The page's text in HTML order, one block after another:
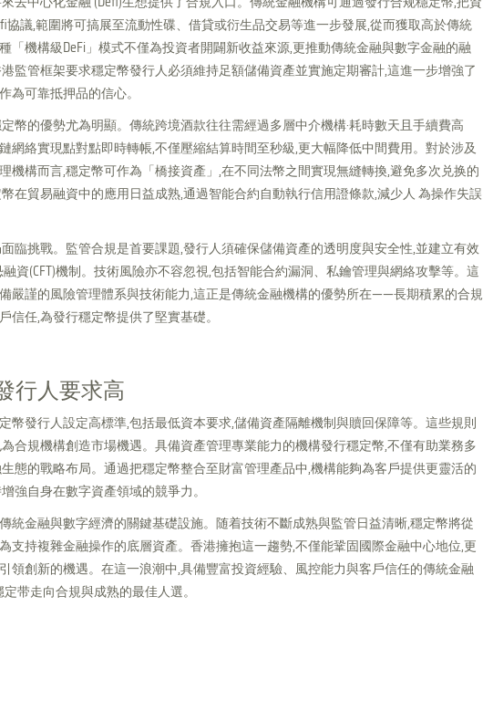
協議,範圍將可搞展至流動性碟、借貸或衍生品交易等進一步發展,從而獲取高於傳統
「機構級DeFi」模式不僅為投資者開闢新收益來源,更推動傳統金融與數字金融的融
監管框架要求穩定幣發行人必須維持足額儲備資產並實施定期審計,這進一步增強了
為可靠抵押品的信心。
幣的優勢尤為明顯。傳統跨境酒款往往需經過多層中介機構·耗時數天且手續費高
網絡實現點對點即時轉帳,不僅壓縮結算時間至秒級,更大幅降低中間費用。對於涉及
機構而言,穩定幣可作為「橋接資產」,在不同法幣之間實現無縫轉換,避免多次兑换的
在貿易融資中的應用日益成熟,通過智能合約自動執行信用證條款,減少人 為操作失誤
臨挑戰。監管合規是首要課題,發行人須確保儲備資產的透明度與安全性,並建立有效
資(CFT)機制。技術風險亦不容忽視,包括智能合約漏洞、私鑰管理與網絡攻擊等。這
嚴謹的風險管理體系與技術能力,這正是傳統金融機構的優勢所在——長期積累的合規
信任,為發行穩定幣提供了堅實基礎。
行人要求高
幣發行人設定高標準,包括最低資本要求,儲備資產隔離機制與贖回保障等。這些規則
合規機構創造市場機遇。具備資產管理專業能力的機構發行穩定幣,不僅有助業務多
態的戰略布局。通過把穩定幣整合至財富管理產品中,機構能夠為客戶提供更靈活的
強自身在數字資產領域的競爭力。
統金融與數字經濟的關鍵基礎設施。随着技術不斷成熟與監管日益清晰,穩定幣將從
支持複雜金融操作的底層資產。香港擁抱這一趨勢,不僅能鞏固國際金融中心地位,更
領創新的機遇。在這一浪潮中,具備豐富投資經驗、風控能力與客戶信任的傳統金融
带走向合規與成熟的最佳人選。